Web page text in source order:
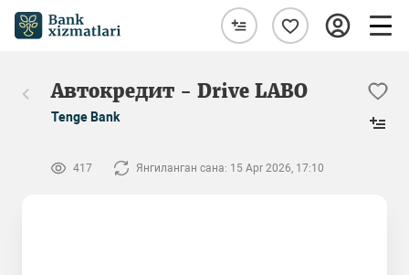
Автокредит - Drive LABO
Tenge Bank
417 Янгиланган сана: 15 Apr 2026, 17:10